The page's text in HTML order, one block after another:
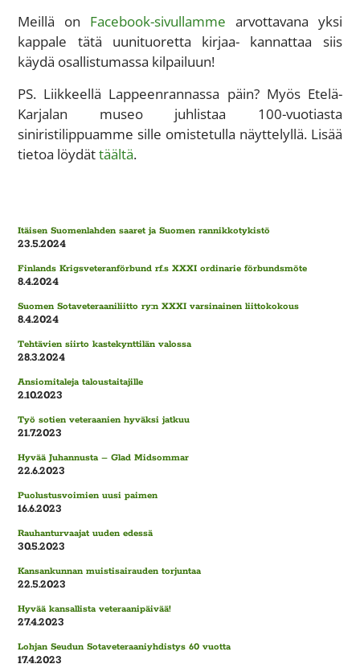
Meillä on Facebook-sivullamme arvottavana yksi
kappale tätä uunituoretta kirjaa- kannattaa siis
käydä osallistumassa kilpailuun!
PS. Liikkeellä Lappeenrannassa päin? Myös Etelä-
Karjalan museo juhlistaa 100-vuotiasta
siniristilippuamme sille omistetulla näyttelyllä. Lisää
tietoa löydättäältä.
Itäisen Suomenlahden saaret ja Suomen rannikkotykistö
23.5.2024
Finlands Krigsveteranförbund rf.s XXXI ordinarie förbundsmöte
8.4.2024
Suomen Sotaveteraaniliitto ry:n XXXI varsinainen liittokokous
8.4.2024
Tehtävien siirto kastekynttilän valossa
28.3.2024
Ansiomitaleja taloustaitajille
2.10.2023
Työ sotien veteraanien hyväksi jatkuu
21.7.2023
Hyvää Juhannusta – Glad Midsommar
22.6.2023
Puolustusvoimien uusi paimen
16.6.2023
Rauhanturvaajat uuden edessä
30.5.2023
Kansankunnan muistisairauden torjuntaa
22.5.2023
Hyvää kansallista veteraanipäivää!
27.4.2023
Lohjan Seudun Sotaveteraaniyhdistys 60 vuotta
17.4.2023